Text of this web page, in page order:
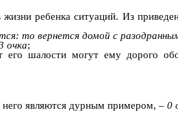
ребенка ситуаций. Из
то вернется домой с
очка;
его шалости могут ему дорого
него являются дурным примером, – 0